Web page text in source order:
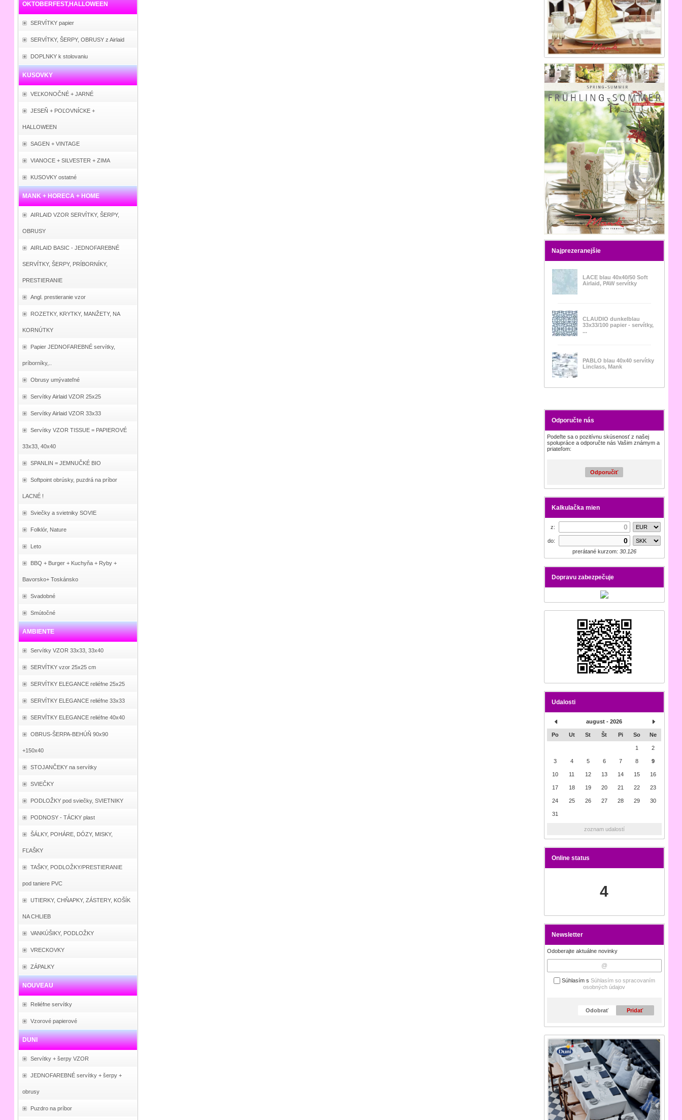
OKTOBERFEST,HALLOWEEN
SERVÍTKY papier
SERVÍTKY, ŠERPY, OBRUSY z Airlaid
DOPLNKY k stolovaniu
KUSOVKY
VEĽKONOČNÉ + JARNÉ
JESEŇ + POĽOVNÍCKE +
HALLOWEEN
SAGEN + VINTAGE
VIANOCE + SILVESTER + ZIMA
KUSOVKY ostatné
MANK + HORECA + HOME
AIRLAID VZOR SERVÍTKY, ŠERPY,
OBRUSY
AIRLAID BASIC - JEDNOFAREBNÉ
SERVÍTKY, ŠERPY, PRÍBORNÍKY,
PRESTIERANIE
Angl. prestieranie vzor
ROZETKY, KRYTKY, MANŽETY, NA
KORNÚTKY
Papier JEDNOFAREBNÉ servítky,
príborníky,..
Obrusy umývateľné
Servítky Airlaid VZOR 25x25
Servítky Airlaid VZOR 33x33
Servítky VZOR TISSUE = PAPIEROVÉ
33x33, 40x40
SPANLIN = JEMNUČKÉ BIO
Softpoint obrúsky, puzdrá na príbor
LACNÉ !
Sviečky a svietniky SOVIE
Folklór, Nature
Leto
BBQ + Burger + Kuchyňa + Ryby +
Bavorsko+ Toskánsko
Svadobné
Smútočné
AMBIENTE
Servítky VZOR 33x33, 33x40
SERVÍTKY vzor 25x25 cm
SERVÍTKY ELEGANCE reliéfne 25x25
SERVÍTKY ELEGANCE reliéfne 33x33
SERVÍTKY ELEGANCE reliéfne 40x40
OBRUS-ŠERPA-BEHÚŇ 90x90
+150x40
STOJANČEKY na servítky
SVIEČKY
PODLOŽKY pod sviečky, SVIETNIKY
PODNOSY - TÁCKY plast
ŠÁLKY, POHÁRE, DÓZY, MISKY,
FĽAŠKY
TAŠKY, PODLOŽKY/PRESTIERANIE
pod taniere PVC
UTIERKY, CHŇAPKY, ZÁSTERY, KOŠÍK
NA CHLIEB
VANKÚŠIKY, PODLOŽKY
VRECKOVKY
ZÁPALKY
NOUVEAU
Reliéfne servítky
Vzorové papierové
DUNI
Servítky + šerpy VZOR
JEDNOFAREBNÉ servítky + šerpy +
obrusy
Puzdro na príbor
Najprezeranejšie
LACE blau 40x40/50 Soft
Airlaid, PAW servítky
CLAUDIO dunkelblau
33x33/100 papier - servítky,
...
PABLO blau 40x40 servítky
Linclass, Mank
Odporučte nás
Podeľte sa o pozitívnu skúsenosť z našej
spolupráce a odporučte nás Vašim známym a
priateľom:
Odporučiť
Kalkulačka mien
z:
do:
prerátané kurzom: 30.126
Dopravu zabezpečuje
Udalosti
august - 2026
Po Ut St Št Pi So Ne
1 2
3 4 5 6 7 8 9
10 11 12 13 14 15 16
17 18 19 20 21 22 23
24 25 26 27 28 29 30
31
zoznam udalostí
Online status
4
Newsletter
Odoberajte aktuálne novinky
Súhlasím s Súhlasím so spracovaním
osobných údajov
Odobrať Pridať